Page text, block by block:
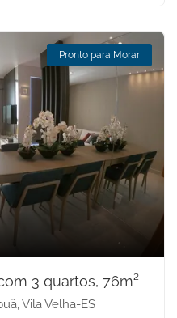
Pronto para Morar
3 quartos, 76m²
Vila Velha-ES